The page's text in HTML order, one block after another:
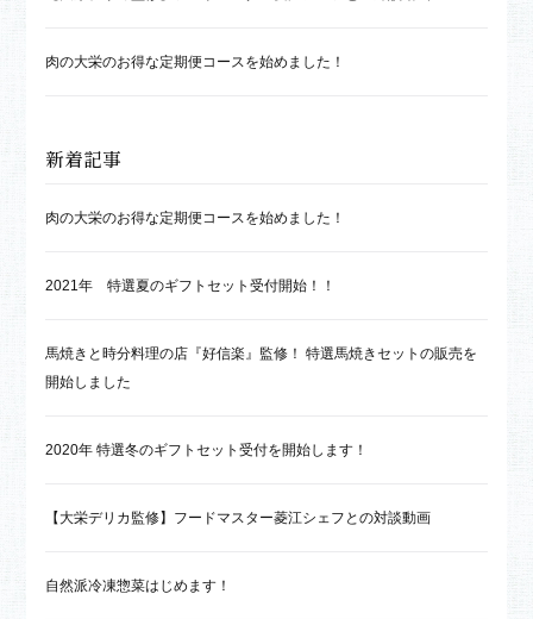
肉の大栄のお得な定期便コースを始めました！
新着記事
肉の大栄のお得な定期便コースを始めました！
2021年 特選夏のギフトセット受付開始！！
馬焼きと時分料理の店『好信楽』監修！ 特選馬焼きセットの販売を
開始しました
2020年 特選冬のギフトセット受付を開始します！
【大栄デリカ監修】フードマスター菱江シェフとの対談動画
自然派冷凍惣菜はじめます！